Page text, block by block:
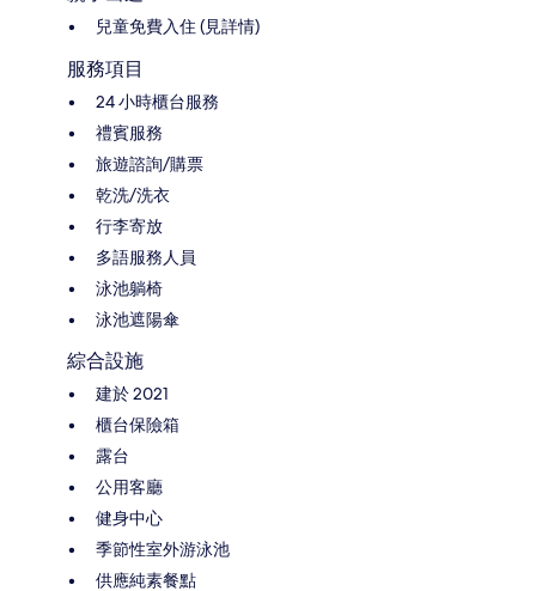
兒童免費入住 (見詳情)
服務項目
24 小時櫃台服務
禮賓服務
旅遊諮詢/購票
乾洗/洗衣
行李寄放
多語服務人員
泳池躺椅
泳池遮陽傘
綜合設施
建於 2021
櫃台保險箱
露台
公用客廳
健身中心
季節性室外游泳池
供應純素餐點